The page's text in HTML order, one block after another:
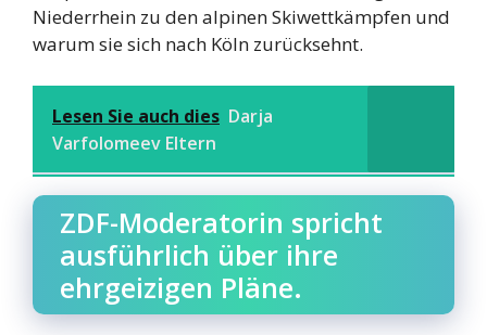
Niederrhein zu den alpinen Skiwettkämpfen und
warum sie sich nach Köln zurücksehnt.
Lesen Sie auch dies Darja
Varfolomeev Eltern
ZDF-Moderatorin spricht
ausführlich über ihre
ehrgeizigen Pläne.